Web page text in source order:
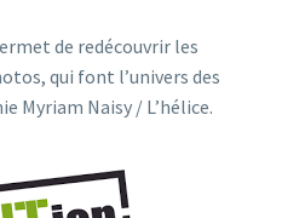
de redécouvrir les
qui font l’univers des
Myriam Naisy / L’hélice.